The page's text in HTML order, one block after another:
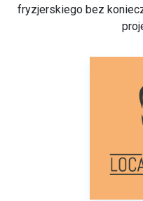
fryzjerskiego bez